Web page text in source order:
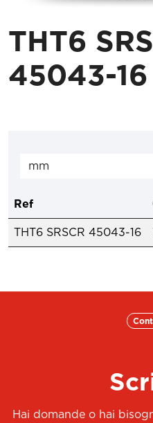
THT6
45043-16
Ref
THT6 SRSCR 45043-16
Hai domande o hai